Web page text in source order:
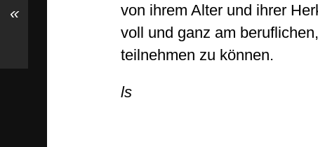
von ihrem Alter und ihrer
voll und ganz am
teilnehmen zu können.
ls
«